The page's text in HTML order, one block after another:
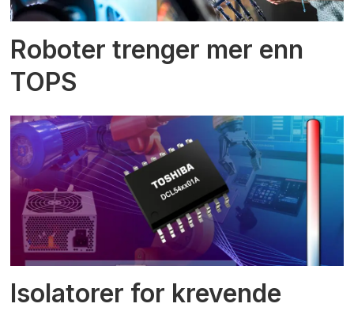
Roboter trenger mer enn
TOPS
Isolatorer for krevende